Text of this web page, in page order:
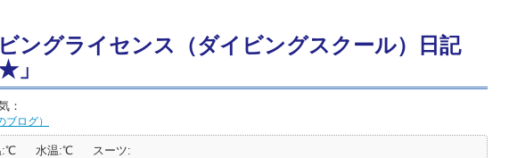
ングライセンス（ダイビングスクール）日記
」
：
ログ）
:℃ 水温:℃ スーツ: